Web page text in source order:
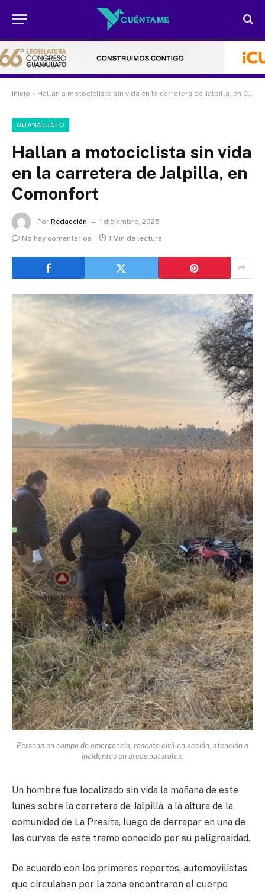
Inicio » Hallan a motociclista sin vida en la carretera de Jalpilla, en Comonfort
GUANAJUATO
Hallan a motociclista sin vida
en la carretera de Jalpilla, en
Comonfort
Por Redacción
1 diciembre, 2025
No hay comentarios
1 Min de lectura
Persona en campo de emergencia, rescate civil en acción, atención a
incidentes en áreas naturales.
Un hombre fue localizado sin vida la mañana de este
lunes sobre la carretera de Jalpilla, a la altura de la
comunidad de La Presita, luego de derrapar en una de
las curvas de este tramo conocido por su peligrosidad.
De acuerdo con los primeros reportes, automovilistas
que circulaban por la zona encontraron el cuerpo